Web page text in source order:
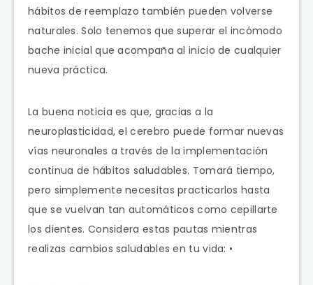
hábitos de reemplazo también pueden volverse
naturales. Solo tenemos que superar el incómodo
bache inicial que acompaña al inicio de cualquier
nueva práctica.
La buena noticia es que, gracias a la
neuroplasticidad, el cerebro puede formar nuevas
vías neuronales a través de la implementación
continua de hábitos saludables. Tomará tiempo,
pero simplemente necesitas practicarlos hasta
que se vuelvan tan automáticos como cepillarte
los dientes. Considera estas pautas mientras
realizas cambios saludables en tu vida: •